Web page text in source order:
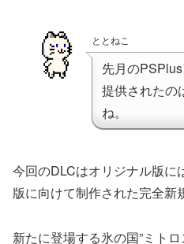
ととねこ
先月の
提供されたの
ね。
今回のDLCはオリジナル版に
版に向けて制作された完全新
新たに登場する氷の国”ミト